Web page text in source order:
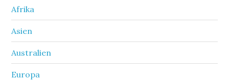
Afrika
Asien
Australien
Europa